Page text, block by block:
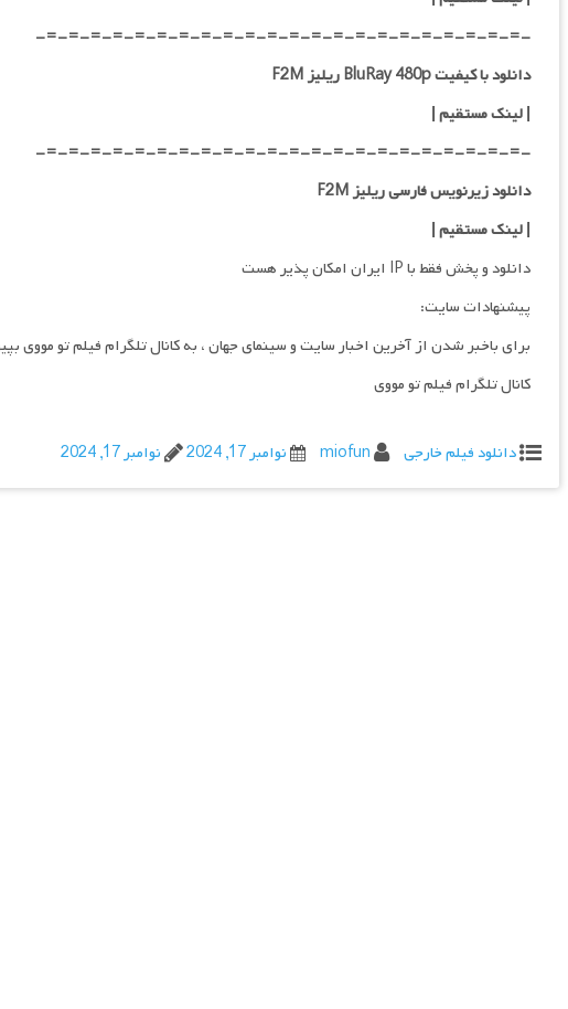
-=-=-=-=-=-=-=-=-=-=-=-=-=-=-=-=-=-=-=-=-=-=-
دانلود با کیفیت BluRay 480p ریلیز F2M
| لینک مستقیم|
-=-=-=-=-=-=-=-=-=-=-=-=-=-=-=-=-=-=-=-=-=-=-
دانلود زیرنویس فارسی ریلیز F2M
| لینک مستقیم|
دانلود و پخش فقط با IP ایران امکان پذیر هست
پیشنهادات سایت:
برای باخبر شدن از آخرین اخبار سایت و سینمای جهان ، به کانال تلگرام فیلم تو مووی
کانال تلگرام فیلم تو مووی
دانلود فیلم خارجی miofun نوامبر 17, 2024 نوامبر 17, 2024